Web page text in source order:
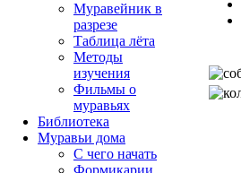
Муравейник в
разрезе
Таблица лёта
Методы
изучения
Фильмы о
муравьях
Библиотека
Муравьи дома
С чего начать
Формикарии